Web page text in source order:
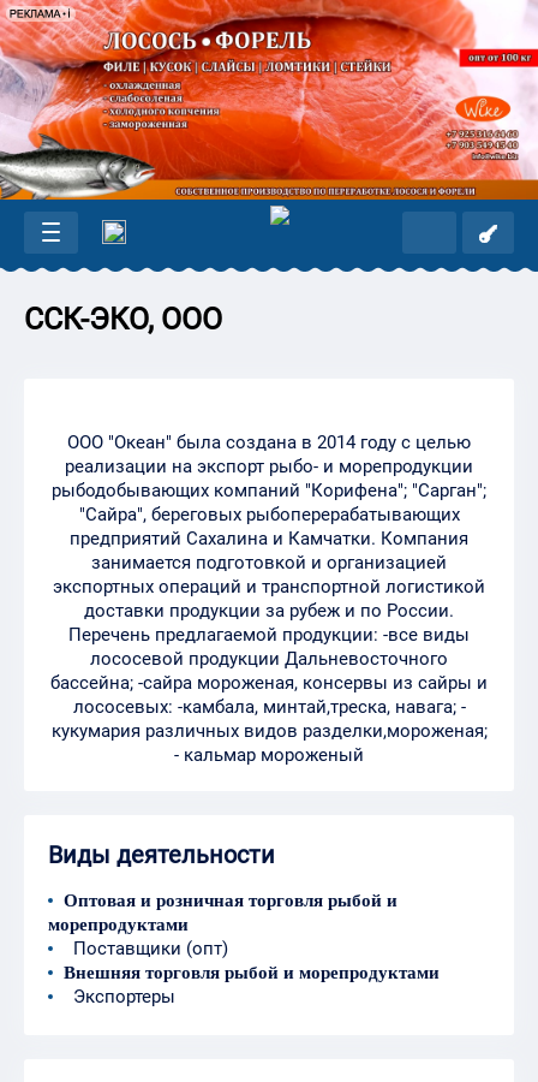
ССК-ЭКО, ООО
ООО "Океан" была создана в 2014 году с целью
реализации на экспорт рыбо- и морепродукции
рыбодобывающих компаний "Корифена"; "Сарган";
"Сайра", береговых рыбоперерабатывающих
предприятий Сахалина и Камчатки. Компания
занимается подготовкой и организацией
экспортных операций и транспортной логистикой
доставки продукции за рубеж и по России.
Перечень предлагаемой продукции: -все виды
лососевой продукции Дальневосточного
бассейна; -сайра мороженая, консервы из сайры и
лососевых: -камбала, минтай,треска, навага; -
кукумария различных видов разделки,мороженая;
- кальмар мороженый
Виды деятельности
Оптовая и розничная торговля рыбой и
морепродуктами
Поставщики (опт)
Внешняя торговля рыбой и морепродуктами
Экспортеры